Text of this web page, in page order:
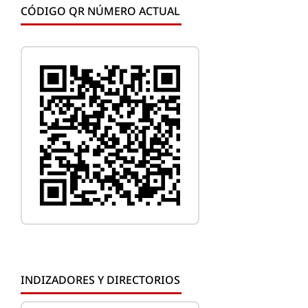
CÓDIGO QR NÚMERO ACTUAL
INDIZADORES Y DIRECTORIOS